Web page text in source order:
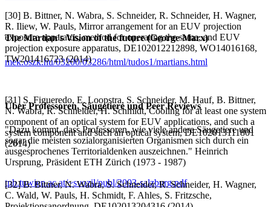
The Martian's Vision of the future (George Marx)
mek.oszk.hu/03200/03286/html/tudos1/martians.html
Über Professoren, Säugetiere und Peer Reviews
"Dazu kommt, dass Professoren, wie viele andere Säugetiere und
sogar die meisten sozialorganisierten Organismen sich durch ein
ausgesprochenes Territorialdenken auszeichnen." Heinrich
Ursprung, Präsident ETH Zürich (1973 - 1987)
tph.tuwien.ac.at/~svozil/publ/2003-salzburg.pdf
[30] B. Bittner, N. Wabra, S. Schneider, R. Schneider, H. Wagner,
R. Iliew, W. Pauls, Mirror arrangement for an EUV projection
exposure apparatus, method for operating the same, and EUV
projection exposure apparatus, DE102012212898, WO14016168,
TW201416723 (2014)
[31] S. Figueredo, E. Loopstra, S. Schneider, M. Hauf, B. Bittner,
N. Wabra, R. Schneider, H. Schmidt, Cooling for at least one system
component of an optical system for EUV applications, and such a
system component and such an optical system, DE102013111801
(2014)
[32] B. Bittner, N. Wabra, S. Schneider, R. Schneider, H. Wagner,
C. Wald, W. Pauls, H. Schmidt, F. Ahles, S. Fritzsche,